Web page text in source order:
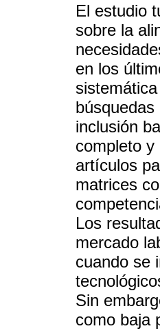
El estudio
sobre la
en los
inclusión
completo y
artículos
matrices
Los
mercado
cuando se
Sin
como baja